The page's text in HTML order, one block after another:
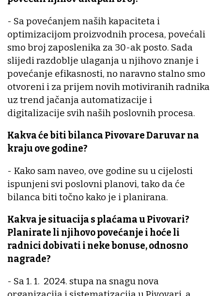
- Sa povećanjem naših kapaciteta i
optimizacijom proizvodnih procesa, povećali
smo broj zaposlenika za 30-ak posto. Sada
slijedi razdoblje ulaganja u njihovo znanje i
povećanje efikasnosti, no naravno stalno smo
otvoreni i za prijem novih motiviranih radnika
uz trend jačanja automatizacije i
digitalizacije svih naših poslovnih procesa.
Kakva će biti bilanca Pivovare Daruvar na
kraju ove godine?
- Kako sam naveo, ove godine su u cijelosti
ispunjeni svi poslovni planovi, tako da će
bilanca biti točno kako je i planirana.
Kakva je situacija s plaćama u Pivovari?
Planirate li njihovo povećanje i hoće li
radnici dobivati i neke bonuse, odnosno
nagrade?
- Sa 1. 1. 2024. stupa na snagu nova